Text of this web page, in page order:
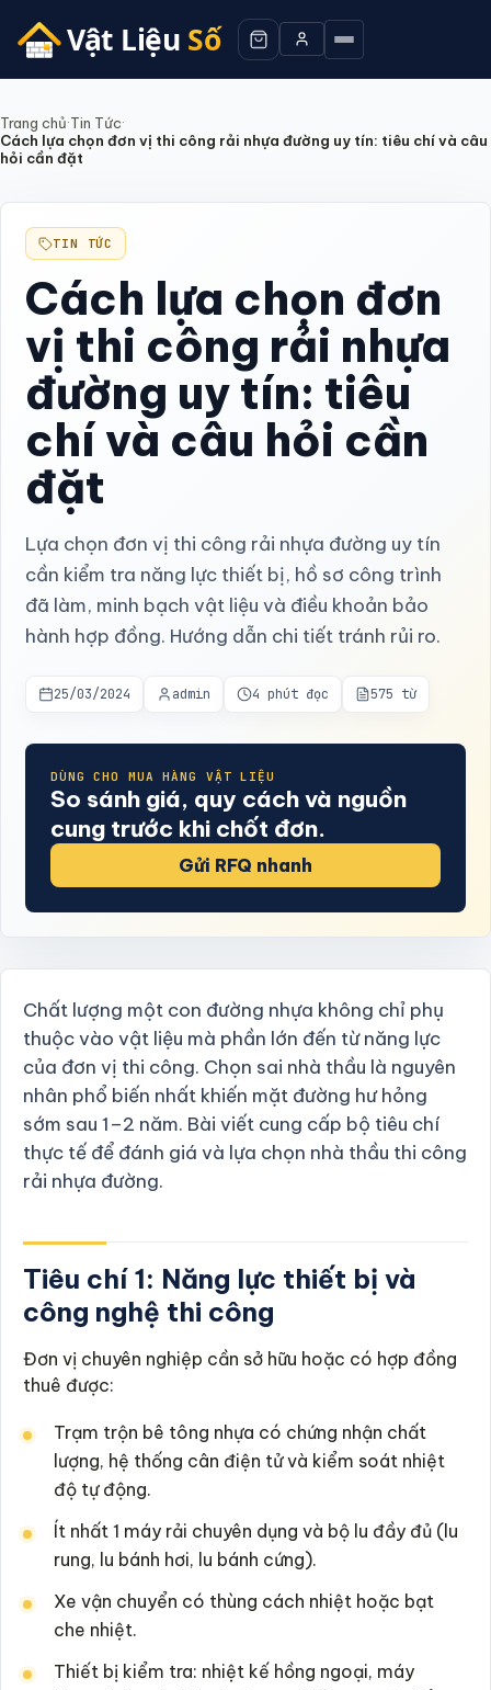
Trang chủ·Tin Tức·
Cách lựa chọn đơn vị thi công rải nhựa đường uy tín: tiêu chí và câu
hỏi cần đặt
TIN TỨC
Cách lựa chọn đơn
vị thi công rải nhựa
đường uy tín: tiêu
chí và câu hỏi cần
đặt
Lựa chọn đơn vị thi công rải nhựa đường uy tín
cần kiểm tra năng lực thiết bị, hồ sơ công trình
đã làm, minh bạch vật liệu và điều khoản bảo
hành hợp đồng. Hướng dẫn chi tiết tránh rủi ro.
25/03/2024 admin 4 phút đọc 575 từ
DÙNG CHO MUA HÀNG VẬT LIỆU
So sánh giá, quy cách và nguồn
cung trước khi chốt đơn.
Gửi RFQ nhanh
Chất lượng một con đường nhựa không chỉ phụ
thuộc vào vật liệu mà phần lớn đến từ năng lực
của đơn vị thi công. Chọn sai nhà thầu là nguyên
nhân phổ biến nhất khiến mặt đường hư hỏng
sớm sau 1–2 năm. Bài viết cung cấp bộ tiêu chí
thực tế để đánh giá và lựa chọn nhà thầu thi công
rải nhựa đường.
Tiêu chí 1: Năng lực thiết bị và
công nghệ thi công
Đơn vị chuyên nghiệp cần sở hữu hoặc có hợp đồng
thuê được:
Trạm trộn bê tông nhựa có chứng nhận chất
lượng, hệ thống cân điện tử và kiểm soát nhiệt
độ tự động.
Ít nhất 1 máy rải chuyên dụng và bộ lu đầy đủ (lu
rung, lu bánh hơi, lu bánh cứng).
Xe vận chuyển có thùng cách nhiệt hoặc bạt
che nhiệt.
Thiết bị kiểm tra: nhiệt kế hồng ngoại, máy